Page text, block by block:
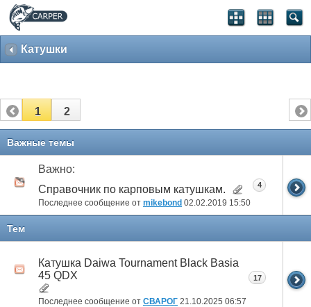
Катушки
1 2
Важные темы
Важно:
Справочник по карповым катушкам.
Последнее сообщение от mikebond 02.02.2019 15:50
4
Тем
Катушка Daiwa Tournament Black Basia
45 QDX
Последнее сообщение от СВАРОГ 21.10.2025 06:57
17